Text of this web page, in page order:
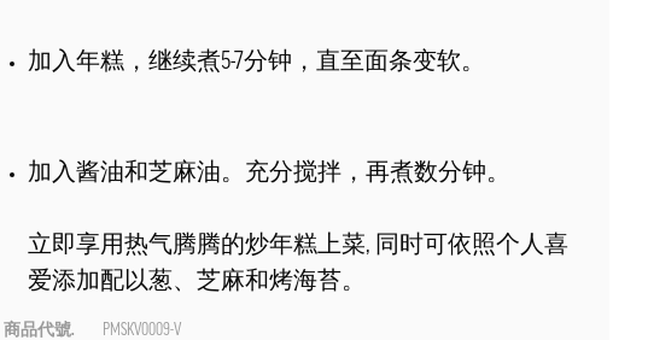
加入年糕，继续煮5-7分钟，直至面条变软。
加入酱油和芝麻油。充分搅拌，再煮数分钟。
立即享用热气腾腾的炒年糕上菜, 同时可依照个人喜
爱添加配以葱、芝麻和烤海苔。
商品代號. PMSKV0009-V